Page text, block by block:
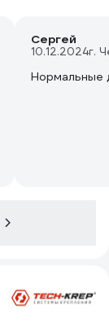
Сергей
10.12.2024г.
Нормальные